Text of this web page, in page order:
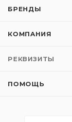
БРЕНДЫ
КОМПАНИЯ
РЕКВИЗИТЫ
ПОМОЩЬ